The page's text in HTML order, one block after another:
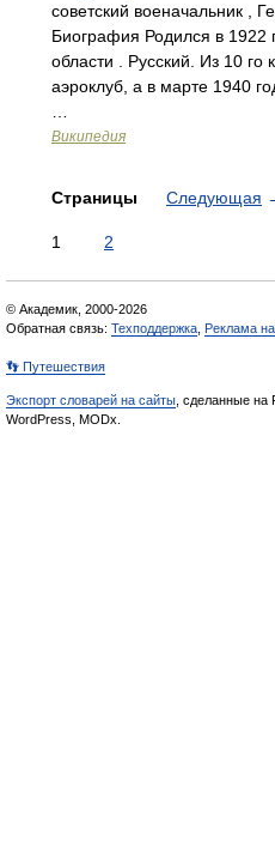
советский военачальник ,
Биография Родился в 1922
области . Русский. Из 10
аэроклуб, а в марте 1940
Википедия
Страницы Следующая
1 2
© Академик, 2000-2026
Обратная связь: Техподдержка Реклама
👣 Путешествия
Экспорт словарей на сайты , сделанные на
WordPress, MODx.